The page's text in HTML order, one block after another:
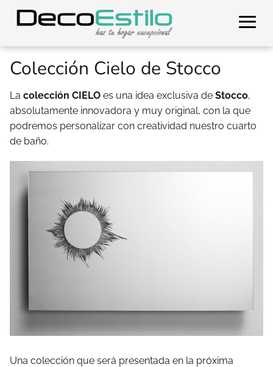
Colección Cielo de Stocco
La colección CIELO es una idea exclusiva de Stocco,
absolutamente innovadora y muy original, con la que
podremos personalizar con creatividad nuestro cuarto
de baño.
Una colección que será presentada en la próxima